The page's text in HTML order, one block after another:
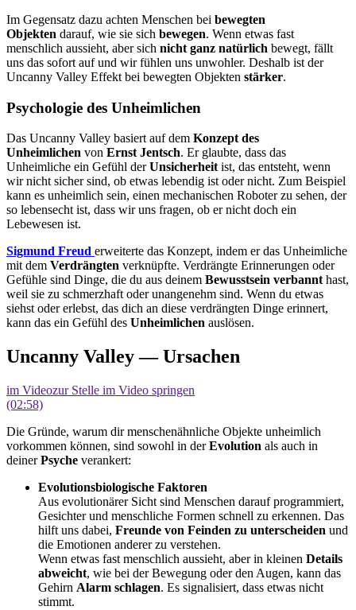
Im Gegensatz dazu achten Menschen bei bewegten
Objekten darauf, wie sie sich bewegen. Wenn etwas fast
menschlich aussieht, aber sich nicht ganz natürlich bewegt, fällt
uns das sofort auf und wir fühlen uns unwohler. Deshalb ist der
Uncanny Valley Effekt bei bewegten Objekten stärker.
Psychologie des Unheimlichen
Das Uncanny Valley basiert auf dem Konzept des
Unheimlichen von Ernst Jentsch. Er glaubte, dass das
Unheimliche ein Gefühl derUnsicherheit ist, das entsteht, wenn
wir nicht sicher sind, ob etwas lebendig ist oder nicht. Zum Beispiel
kann es unheimlich sein, einen mechanischen Roboter zu sehen, der
so lebensecht ist, dass wir uns fragen, ob er nicht doch ein
Lebewesen ist.
Sigmund Freud erweiterte das Konzept, indem er das Unheimliche
mit dem Verdrängten verknüpfte. Verdrängte Erinnerungen oder
Gefühle sind Dinge, die du aus deinem Bewusstsein verbannt hast,
weil sie zu schmerzhaft oder unangenehm sind. Wenn du etwas
siehst oder erlebst, das dich an diese verdrängten Dinge erinnert,
kann das ein Gefühl des Unheimlichen auslösen.
Uncanny Valley — Ursachen
im Videozur Stelle im Video springen
(02:58)
Die Gründe, warum dir menschenähnliche Objekte unheimlich
vorkommen können, sind sowohl in derEvolution als auch in
deinerPsyche verankert:
Evolutionsbiologische Faktoren
Aus evolutionärer Sicht sind Menschen darauf programmiert,
Gesichter und menschliche Formen schnell zu erkennen. Das
hilft uns dabei, Freunde von Feinden zu unterscheiden und
die Emotionen anderer zu verstehen.
Wenn etwas fast menschlich aussieht, aber in kleinen Details
abweicht, wie bei der Bewegung oder den Augen, kann das
Gehirn Alarm schlagen. Es signalisiert, dass etwas nicht
stimmt.